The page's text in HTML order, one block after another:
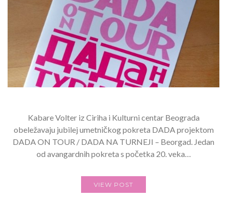
Kabare Volter iz Ciriha i Kulturni centar Beograda
obeležavaju jubilej umetničkog pokreta DADA projektom
DADA ON TOUR / DADA NA TURNEJI – Beorgad. Jedan
od avangardnih pokreta s početka 20. veka…
VIEW POST